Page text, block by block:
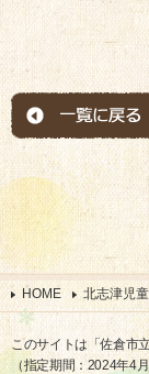
HOME 北志津児
このサイトは「佐倉市
（指定期間：2024年4